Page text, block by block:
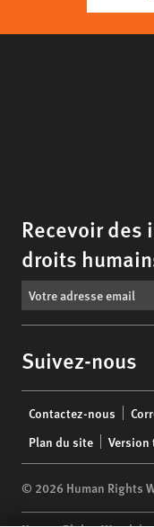
Recevoir des
droits
Suivez-nous
menu
Contactez-nous
Plan du site
Version
© 2026 Human Rights